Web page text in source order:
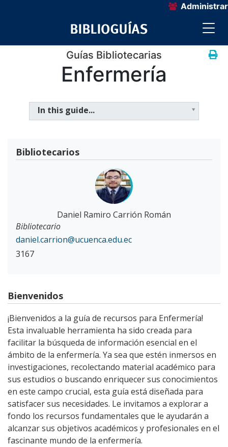
Administrar
Guías Bibliotecarias
Enfermería
In this guide...
Bibliotecarios
Daniel Ramiro Carrión Román
Bibliotecario
daniel.carrion@ucuenca.edu.ec
3167
Bienvenidos
¡Bienvenidos a la guía de recursos para Enfermería!
Esta invaluable herramienta ha sido creada para
facilitar la búsqueda de información esencial en el
ámbito de la enfermería. Ya sea que estén inmersos en
investigaciones, recolectando material académico para
sus estudios o buscando enriquecer sus conocimientos
en este campo crucial, esta guía está diseñada para
satisfacer sus necesidades. Le invitamos a explorar a
fondo los recursos fundamentales que le ayudarán a
alcanzar sus objetivos académicos y profesionales en el
fascinante mundo de la enfermería.